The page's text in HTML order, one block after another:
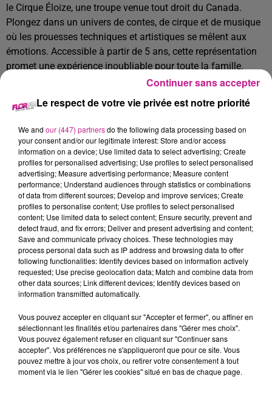
le Cirque Éloize, une troupe venue tout droit du Canada.
Plongez dans un univers de contes, de cirque et de musique
où les prouesses techniques et artistiques se mêlent aux
émotions. Accessible à partir de 5 ans, cette représentation
promet une expérience inoubliable pour toute la famille.
Deux représentations aujourd'hui à 15h et 20h, ainsi qu'une
Vous vous intéressez au métier de pisteur en montagne ? Ne
manquez pas cette opportunité de découvrir tous ses
aspects avec les pisteurs de la station du Lac Blanc. Ils
partageront leurs expériences, leurs missions de recherche
de victimes et de surveillance du domaine skiable. Rendez-
vous chaque jeudi jusqu'au 7 mars de 11h à 12h devant le
bâtiment d'accueil de la station du Lac Blanc pour une
rencontre enrichissante et gratuite. Organisez-vous dès
maintenant pour y assister !
TITRES DIFFUSÉS Voir plus
20h00
20h00 19h56
19h56 19h53
19h53
Le respect de votre vie privée est notre priorité
We and our (447) partnersdo the following data processing based on
your consent and/or our legitimate interest: Store and/or access
information on a device; Use limited data to select advertising; Create
profiles for personalised advertising; Use profiles to select personalised
advertising; Measure advertising performance; Measure content
performance; Understand audiences through statistics or combinations
of data from different sources; Develop and improve services; Create
profiles to personalise content; Use profiles to select personalised
content; Use limited data to select content; Ensure security, prevent and
detect fraud, and fix errors; Deliver and present advertising and content;
Save and communicate privacy choices. These technologies may
process personal data such as IP address and browsing data to offer
following functionalities: Identify devices based on information actively
requested; Use precise geolocation data; Match and combine data from
other data sources; Link different devices; Identify devices based on
information transmitted automatically.
Vous pouvez accepter en cliquant sur "Accepter et fermer", ou affiner en
sélectionnant les finalités et/ou partenaires dans "Gérer mes choix".
Vous pouvez également refuser en cliquant sur "Continuer sans
accepter". Vos préférences ne s'appliqueront que pour ce site. Vous
pouvez mettre à jour vos choix, ou retirer votre consentement à tout
moment via le lien "Gérer les cookies" situé en bas de chaque page.
Continuer sans accepter